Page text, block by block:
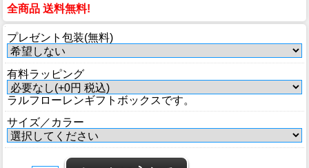
全商品 送料無料!
プレゼント包装(無料)
有料ラッピング
ラルフローレンギフトボックスです。
サイズ／カラー